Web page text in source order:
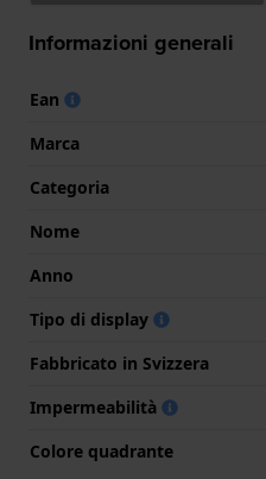
Informazioni generali
Ean
Marca
Categoria
Nome
Anno
Tipo di display
Fabbricato in Svizzera
Impermeabilità
Colore quadrante